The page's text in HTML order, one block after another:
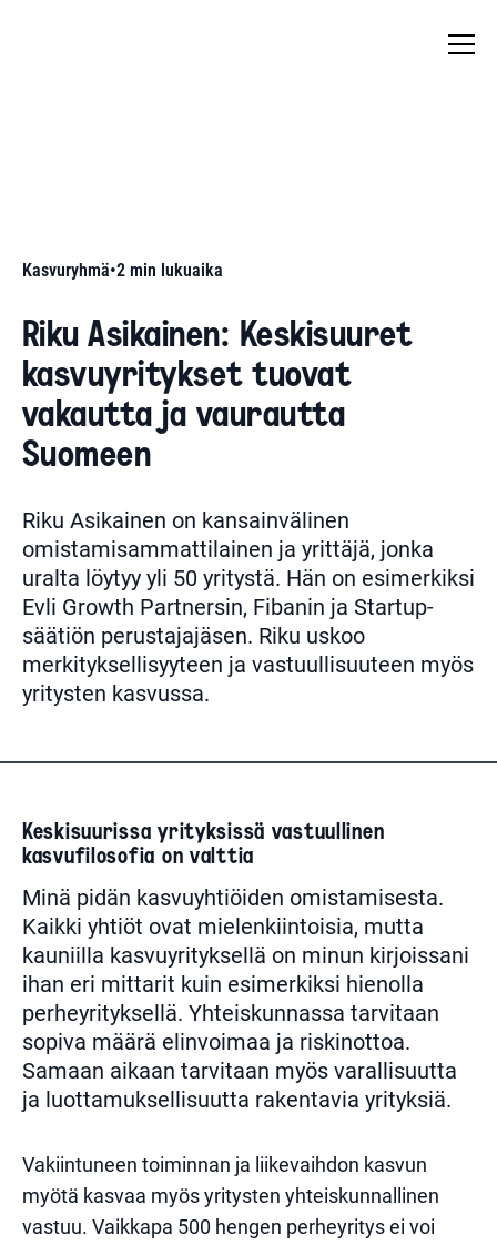
Kasvuryhmä•2 min lukuaika
Riku Asikainen: Keskisuuret
kasvuyritykset tuovat
vakautta ja vaurautta
Suomeen
Riku Asikainen on kansainvälinen
omistamisammattilainen ja yrittäjä, jonka
uralta löytyy yli 50 yritystä. Hän on esimerkiksi
Evli Growth Partnersin, Fibanin ja Startup-
säätiön perustajajäsen. Riku uskoo
merkityksellisyyteen ja vastuullisuuteen myös
yritysten kasvussa.
Keskisuurissa yrityksissä vastuullinen
kasvufilosofia on valttia
Minä pidän kasvuyhtiöiden omistamisesta.
Kaikki yhtiöt ovat mielenkiintoisia, mutta
kauniilla kasvuyrityksellä on minun kirjoissani
ihan eri mittarit kuin esimerkiksi hienolla
perheyrityksellä. Yhteiskunnassa tarvitaan
sopiva määrä elinvoimaa ja riskinottoa.
Samaan aikaan tarvitaan myös varallisuutta
ja luottamuksellisuutta rakentavia yrityksiä.
Vakiintuneen toiminnan ja liikevaihdon kasvun
myötä kasvaa myös yritysten yhteiskunnallinen
vastuu. Vaikkapa 500 hengen perheyritys ei voi